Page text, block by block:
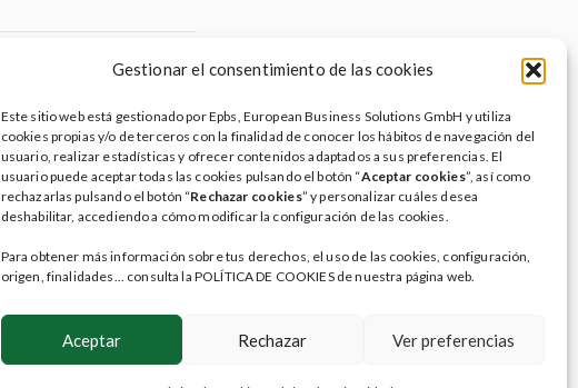
Gestionar el consentimiento de las cookies
Este sitio web está gestionado por Epbs, European Business Solutions GmbH y utiliza
cookies propias y/o de terceros con la finalidad de conocer los hábitos de navegación del
usuario, realizar estadísticas y ofrecer contenidos adaptados a sus preferencias. El
usuario puede aceptar todas las cookies pulsando el botón “Aceptar cookies”, así como
rechazarlas pulsando el botón “Rechazar cookies” y personalizar cuáles desea
deshabilitar, accediendo a cómo modificar la configuración de las cookies.
Para obtener más información sobre tus derechos, el uso de las cookies, configuración,
origen, finalidades... consulta la POLÍTICA DE COOKIES de nuestra página web.
Aceptar Rechazar Ver preferencias
T
w
i
t
t
r
E
m
a
i
l
W
h
a
t
s
p
p
L
i
n
k
e
I
n
R
e
d
d
i
P
r
i
n
t
C
o
m
p
a
t
i
Blog | Contacta | Zona usuarios